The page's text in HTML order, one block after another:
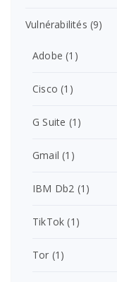
Vulnérabilités (9)
Adobe (1)
Cisco (1)
G Suite (1)
Gmail (1)
IBM Db2 (1)
TikTok (1)
Tor (1)